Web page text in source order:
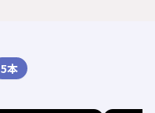
5本